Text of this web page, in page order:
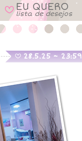
B EU QUERO
lista de desejos
B 28.5.25 ~ 23:59